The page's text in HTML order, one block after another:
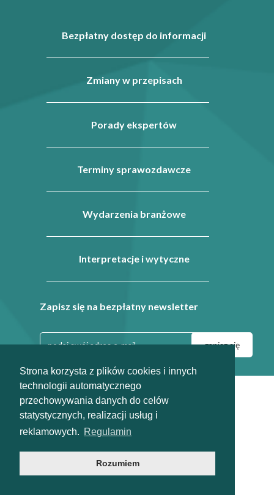
Strona korzysta z plików cookies i innych
technologii automatycznego
przechowywania danych do celów
statystycznych, realizacji usług i
reklamowych. Regulamin
Rozumiem
Bezpłatny dostęp do informacji
Zmiany w przepisach
Porady ekspertów
Terminy sprawozdawcze
Wydarzenia branżowe
Interpretacje i wytyczne
Zapisz się na bezpłatny newsletter
Regulamin Dla prasy
info@odpady-help.pl
2010-2026